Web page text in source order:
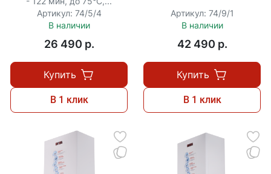
Артикул: 74/5/4
В наличии
26 490 p.
Купить
В 1 клик
Артикул: 74/9/1
В наличии
42 490 p.
Купить
В 1 клик